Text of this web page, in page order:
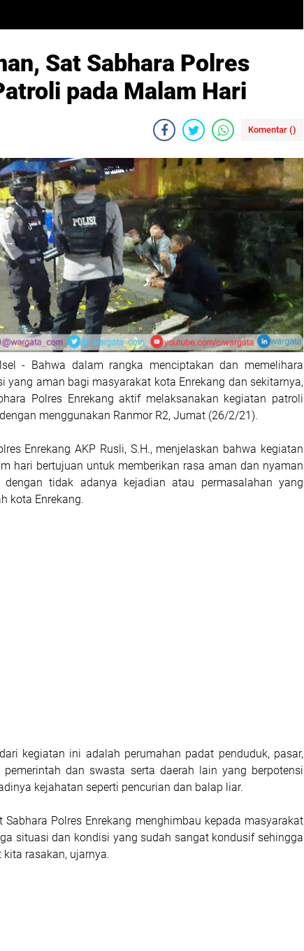
Sat Sabhara Polres
pada Malam Hari
Komentar ()
- Bahwa dalam rangka menciptakan dan memelihara
yang aman bagi masyarakat kota Enrekang dan sekitarnya,
Polres Enrekang aktif melaksanakan kegiatan patroli
menggunakan Ranmor R2, Jumat (26/2/21).
Enrekang AKP Rusli, S.H., menjelaskan bahwa kegiatan
hari bertujuan untuk memberikan rasa aman dan nyaman
dengan tidak adanya kejadian atau permasalahan yang
kota Enrekang.
kegiatan ini adalah perumahan padat penduduk, pasar,
pemerintah dan swasta serta daerah lain yang berpotensi
kejahatan seperti pencurian dan balap liar.
Sabhara Polres Enrekang menghimbau kepada masyarakat
situasi dan kondisi yang sudah sangat kondusif sehingga
rasakan, ujarnya.